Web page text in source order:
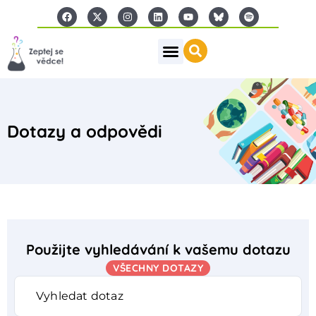
Dotazy a odpovědi
Použijte vyhledávání k vašemu dotazu
VŠECHNY DOTAZY